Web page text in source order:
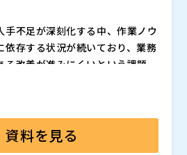
手不足が深刻化する中、作業ノウ
依存する状況が続いており、業務
改善が進みにくいという課題が
Excelによる帳票管理が根強く
録、在庫管理表など、製造現場
すく、正確な情報共有や迅速な意
。さらに、帳票の形式が個々の担
業務に特化したBIツール「軽技W
場の紙・Excel帳票をWeb化・自
資料を見る